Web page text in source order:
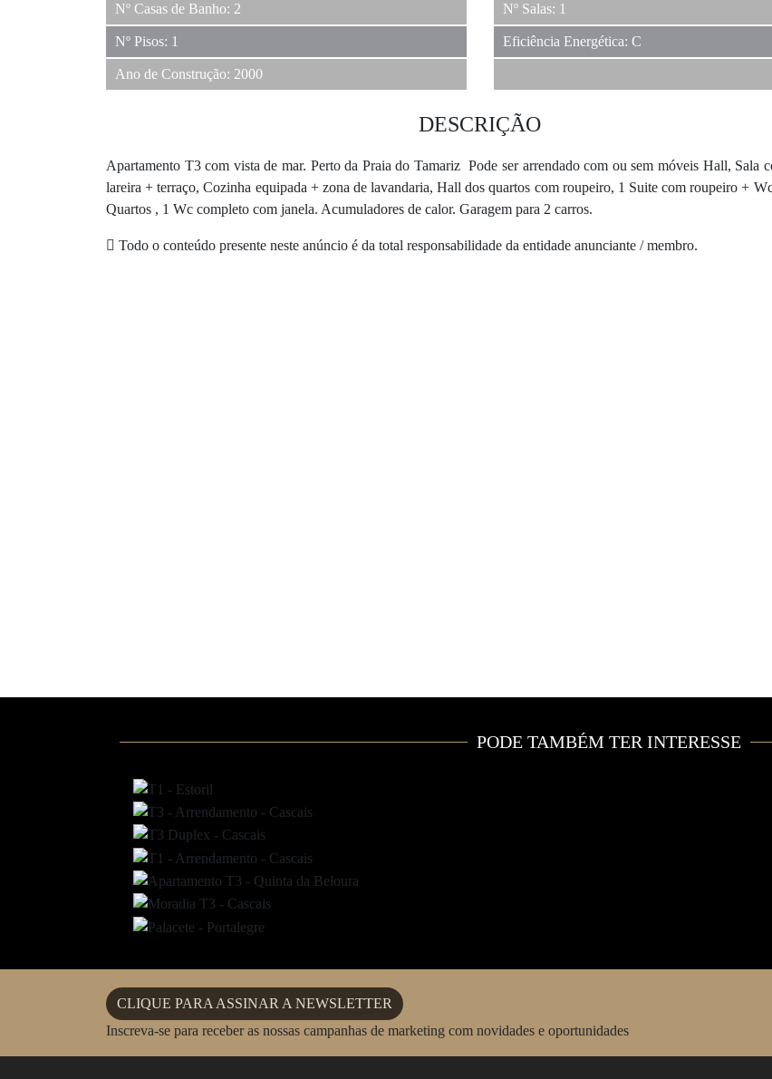
Nº Casas de Banho: 2 Nº Salas: 1
Nº Pisos: 1 Eficiência Energética: C
Ano de Construção: 2000
DESCRIÇÃO
Apartamento T3 com vista de mar. Perto da Praia do Tamariz Pode ser arrendado com ou sem móveis Hall, Sala
lareira + terraço, Cozinha equipada + zona de lavandaria, Hall dos quartos com roupeiro, 1 Suite com roupeiro +
Quartos , 1 Wc completo com janela. Acumuladores de calor. Garagem para 2 carros.
Todo o conteúdo presente neste anúncio é da total responsabilidade da entidade anunciante / membro.
PODE TAMBÉM TER INTERESSE
CLIQUE PARA ASSINAR A NEWSLETTER
Inscreva-se para receber as nossas campanhas de marketing com novidades e oportunidades